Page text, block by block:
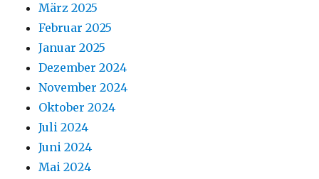
März 2025
Februar 2025
Januar 2025
Dezember 2024
November 2024
Oktober 2024
Juli 2024
Juni 2024
Mai 2024